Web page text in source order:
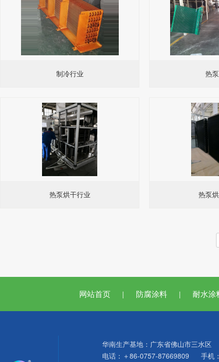
制冷行业 热
热泵烘干行业 热泵
网站首页 | 防腐涂料 | 耐水涂
华南生产基地：广东省佛山市三水区
电话： ＋86-0757-87669809 手机